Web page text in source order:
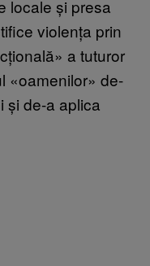
locale și presa
violența prin
a tuturor
«oamenilor» de-
și de-a aplica